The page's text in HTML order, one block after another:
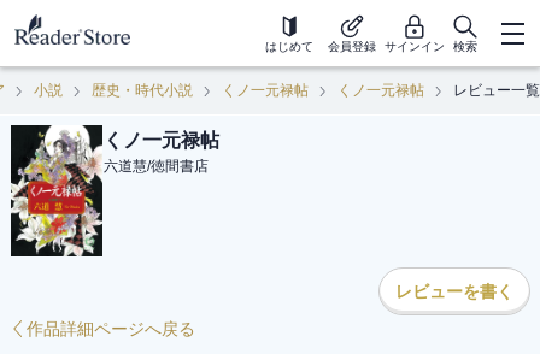
はじめて 会員登録 サインイン 検索
小説 歴史・時代小説 くノ一元禄帖 くノ一元禄帖 レビュー一覧
くノ一元禄帖
六道慧/徳間書店
レビューを書く
作品詳細ページへ戻る